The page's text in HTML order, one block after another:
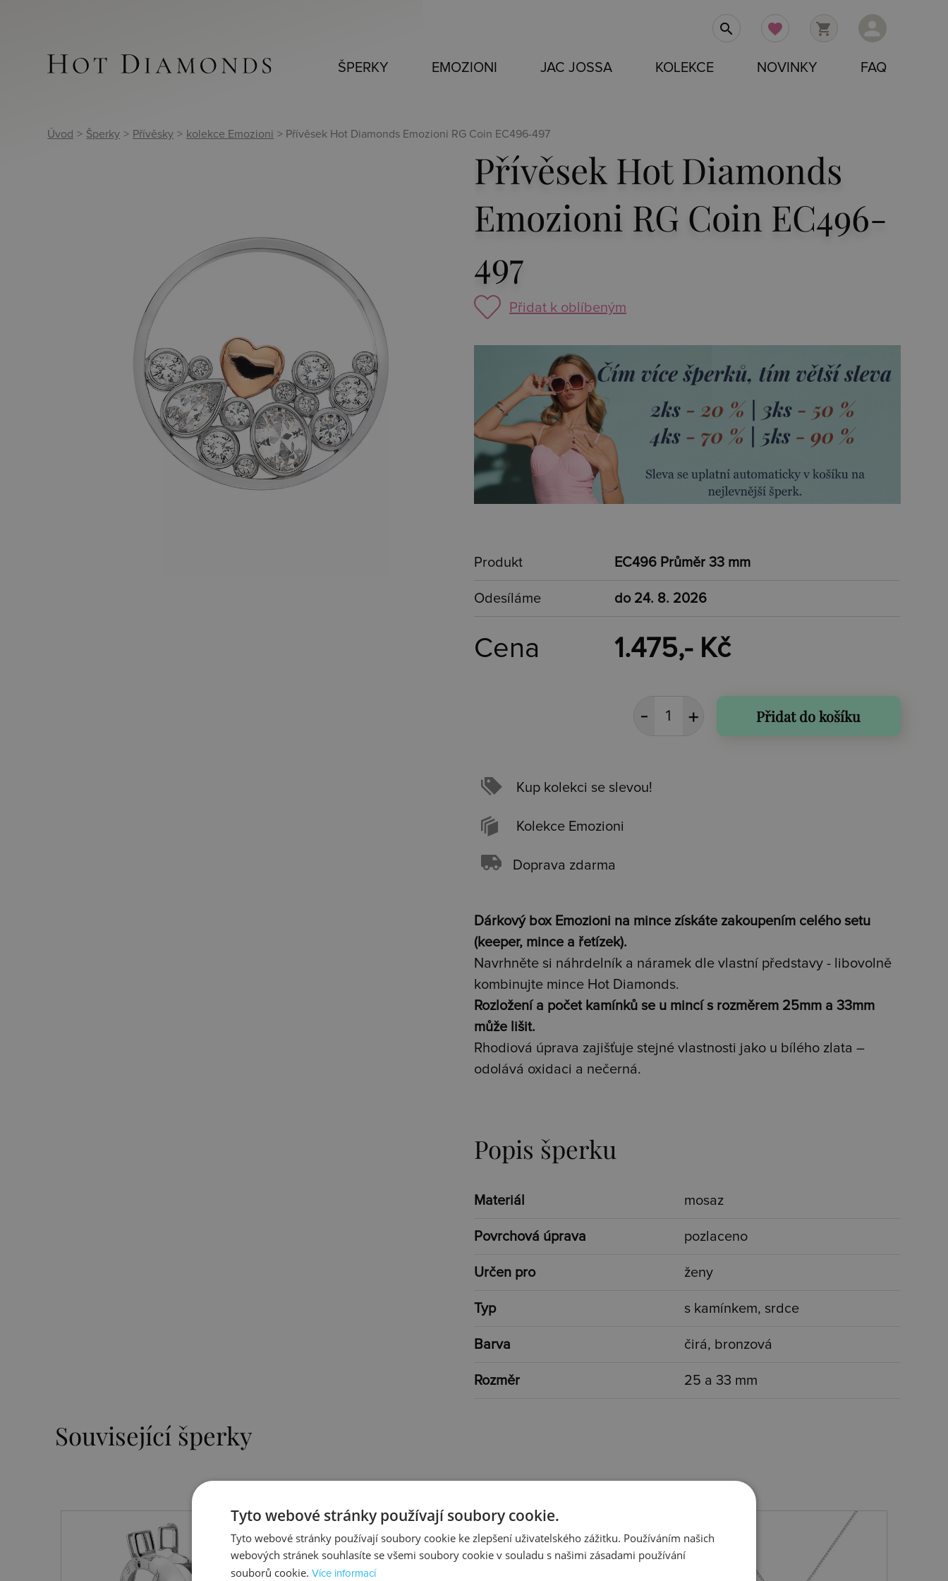
person
shopping_cart
favorite
search
ŠPERKY EMOZIONI JAC JOSSA KOLEKCE NOVINKY FAQ
Úvod > Šperky > Přívěsky > kolekce Emozioni > Přívěsek Hot Diamonds Emozioni RG Coin EC496-497
Přívěsek Hot Diamonds
Emozioni RG Coin EC496-
497
Přidat k oblíbeným
Produkt EC496 Průměr 33 mm
Odesíláme do 24. 8. 2026
Cena 1.475,- Kč
Přidat do košíku
Kup kolekci se slevou!
Kolekce Emozioni
Doprava zdarma
Dárkový box Emozioni na mince získáte zakoupením celého setu
(keeper, mince a řetízek).
Navrhněte si náhrdelník a náramek dle vlastní představy - libovolně
kombinujte mince Hot Diamonds.
Rozložení a počet kamínků se u mincí s rozměrem 25mm a 33mm
může lišit.
Rhodiová úprava zajišťuje stejné vlastnosti jako u bílého zlata –
odolává oxidaci a nečerná.
Popis šperku
Materiál mosaz
Povrchová úprava pozlaceno
Určen pro ženy
Typ s kamínkem, srdce
Barva čirá, bronzová
Rozměr 25 a 33 mm
Související šperky
Tyto webové stránky používají soubory cookie.
Tyto webové stránky používají soubory cookie ke zlepšení uživatelského zážitku. Používáním našich
webových stránek souhlasíte se všemi soubory cookie v souladu s našimi zásadami používání
souborů cookie. Více informací